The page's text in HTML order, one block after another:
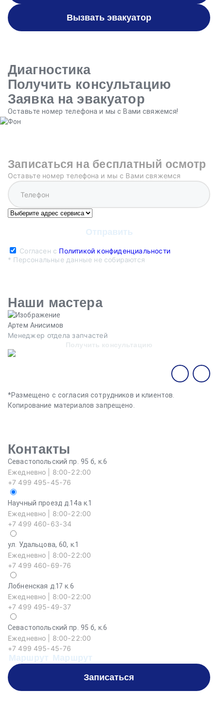
Вызвать эвакуатор
Диагностика
Получить консультацию
Заявка на эвакуатор
Оставьте номер телефона и мы с Вами свяжемся!
Записаться на бесплатный осмотр
Оставьте номер телефона и мы с Вами свяжемся
Согласен с Политикой конфиденциальности
* Персональные данные не собираются
Наши мастера
Артем Анисимов
Менеджер отдела запчастей
Получить консультацию
*Размещено с согласия сотрудников и клиентов.
Копирование материалов запрещено.
Контакты
Севастопольский пр. 95 б, к.6
Ежедневно | 8:00-22:00
+7 499 495-45-76
Научный проезд д.14а к.1
Ежедневно | 8:00-22:00
+7 499 460-63-34
ул. Удальцова, 60, к.1
Ежедневно | 8:00-22:00
+7 499 460-69-76
Лобненская д.17 к.6
Ежедневно | 8:00-22:00
+7 499 495-49-37
Севастопольский пр. 95 б, к.6
Ежедневно | 8:00-22:00
+7 499 495-45-76
Маршрут Маршрут
Записаться